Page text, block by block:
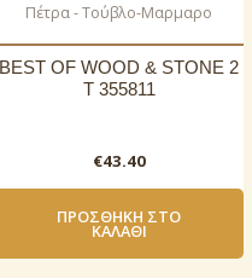
Πέτρα - Τούβλο-Μαρμαρο
BEST OF WOOD & STONE 2
T 355811
€43.40
ΠΡΟΣΘΉΚΗ ΣΤΟ
ΚΑΛΆΘΙ